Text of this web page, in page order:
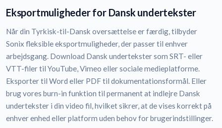
Eksportmuligheder for Dansk undertekster
Når din Tyrkisk-til-Dansk oversættelse er færdig, tilbyder
Sonix fleksible eksportmuligheder, der passer til enhver
arbejdsgang. Download Dansk undertekster som SRT- eller
VTT-filer til YouTube, Vimeo eller sociale medieplatforme.
Eksporter til Word eller PDF til dokumentationsformål. Eller
brug vores burn-in funktion til permanent at indlejre Dansk
undertekster i din video fil, hvilket sikrer, at de vises korrekt på
enhver enhed eller platform uden behov for brugerindstillinger.